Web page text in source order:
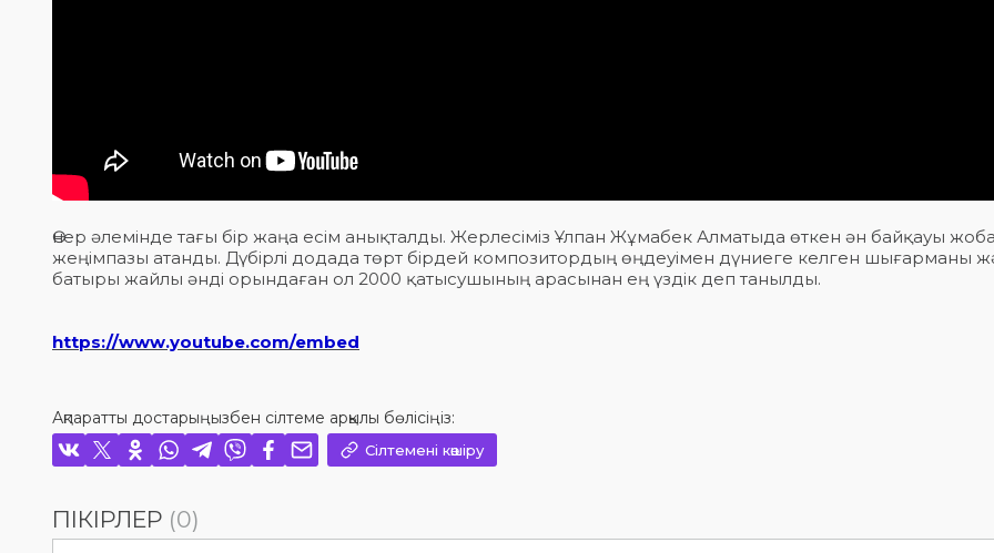
Өнер әлемінде тағы бір жаңа есім анықталды. Жерлесіміз Ұлпан Жұмабек Алматыда өткен ән байқауы
жеңімпазы атанды. Дүбірлі додада төрт бірдей композитордың өңдеуімен дүниеге келген шығарманы
батыры жайлы әнді орындаған ол 2000 қатысушының арасынан ең үздік деп танылды.
https://www.youtube.com/embed
Ақпаратты достарыңызбен сілтеме арқылы бөлісіңіз:
Сілтемені көшіру
ПІКІРЛЕР (0)